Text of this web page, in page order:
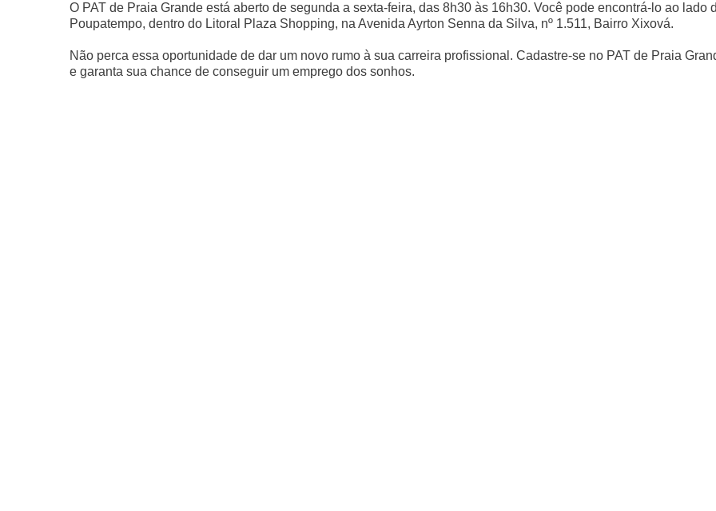
O PAT de Praia Grande está aberto de segunda a sexta-feira, das 8h30 às 16h30. Você pode encontrá-lo ao lado
Poupatempo, dentro do Litoral Plaza Shopping, na Avenida Ayrton Senna da Silva, nº 1.511, Bairro Xixová.
Não perca essa oportunidade de dar um novo rumo à sua carreira profissional. Cadastre-se no PAT de Praia
e garanta sua chance de conseguir um emprego dos sonhos.